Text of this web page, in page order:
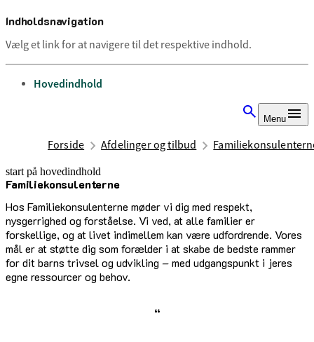
Indholdsnavigation
Vælg et link for at navigere til det respektive indhold.
gå til
Hovedindhold
Menu
Forside Afdelinger og tilbud
start på hovedindhold
Familiekonsulenterne
Hos Familiekonsulenterne møder vi dig med respekt,
nysgerrighed og forståelse. Vi ved, at alle familier er
forskellige, og at livet indimellem kan være udfordrende. Vores
mål er at støtte dig som forælder i at skabe de bedste rammer
for dit barns trivsel og udvikling – med udgangspunkt i jeres
egne ressourcer og behov.
senest opdateret 13. november 2025
“